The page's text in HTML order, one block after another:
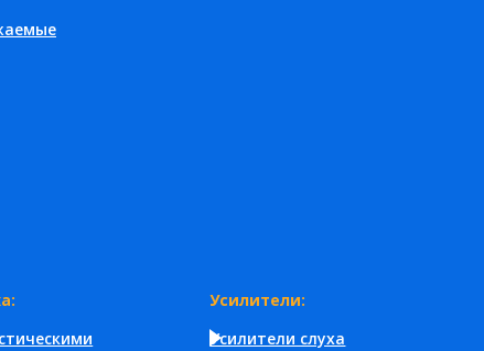
Усилители:
Усилители слуха